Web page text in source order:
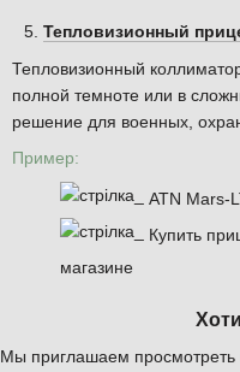
Тепловизионный
Тепловизионный
полной темноте или в
решение для военных,
Пример:
ATN Mars-
Купить
магазине
Мы приглашаем просмотреть